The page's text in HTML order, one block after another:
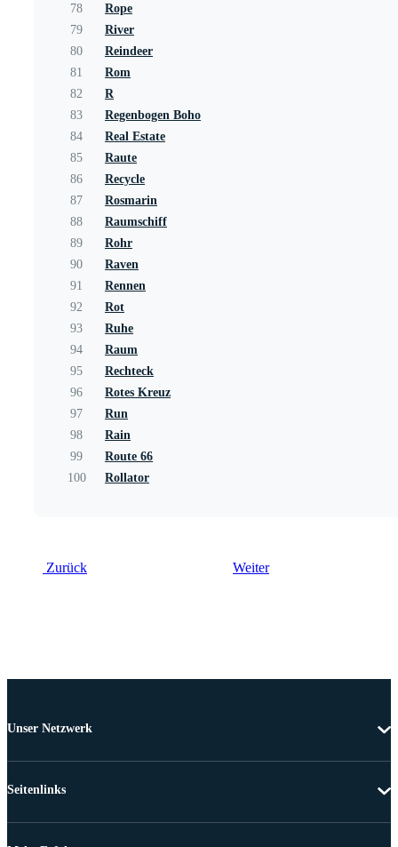
78
Rope
79
River
80
Reindeer
81
Rom
82
R
83
Regenbogen Boho
84
Real Estate
85
Raute
86
Recycle
87
Rosmarin
88
Raumschiff
89
Rohr
90
Raven
91
Rennen
92
Rot
93
Ruhe
94
Raum
95
Rechteck
96
Rotes Kreuz
97
Run
98
Rain
99
Route 66
100
Rollator
Zurück Weiter
Unser Netzwerk
Seitenlinks